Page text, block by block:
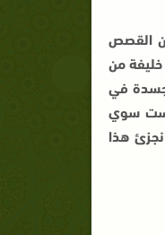
القصص
خليفة من
في
سوي
هذا